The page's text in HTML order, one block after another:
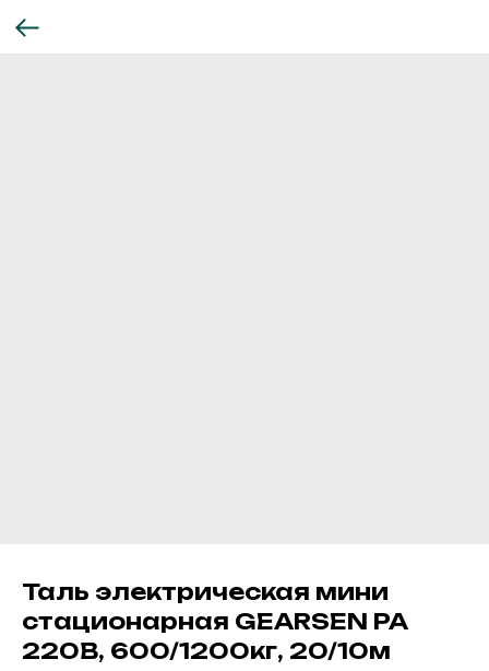
Таль электрическая мини
стационарная GEARSEN PA
220В, 600/1200кг, 20/10м